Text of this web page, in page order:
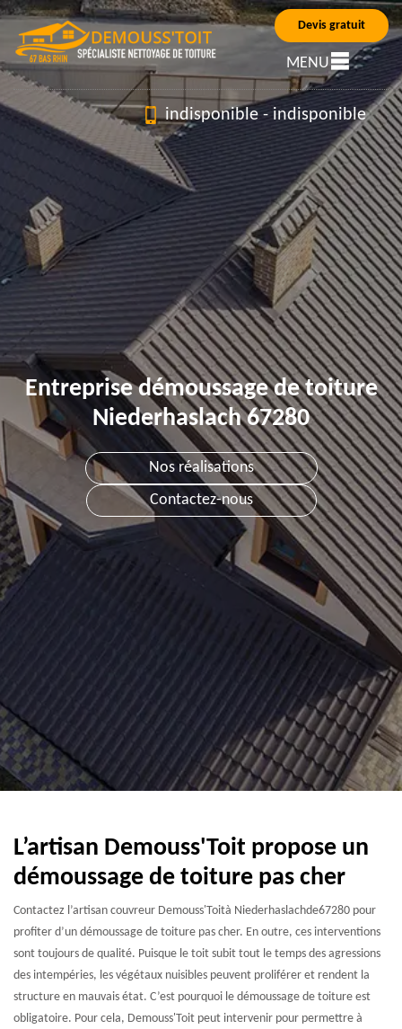
Devis gratuit
MENU
indisponible -indisponible
Entreprise démoussage de toiture
Niederhaslach 67280
Nos réalisations
Contactez-nous
L’artisan Demouss'Toit propose un
démoussage de toiture pas cher
Contactez l’artisan couvreur Demouss'Toità Niederhaslachde67280 pour
profiter d’un démoussage de toiture pas cher. En outre, ces interventions
sont toujours de qualité. Puisque le toit subit tout le temps des agressions
des intempéries, les végétaux nuisibles peuvent proliférer et rendent la
structure en mauvais état. C’est pourquoi le démoussage de toiture est
obligatoire. Pour cela, Demouss'Toit peut intervenir pour permettre à